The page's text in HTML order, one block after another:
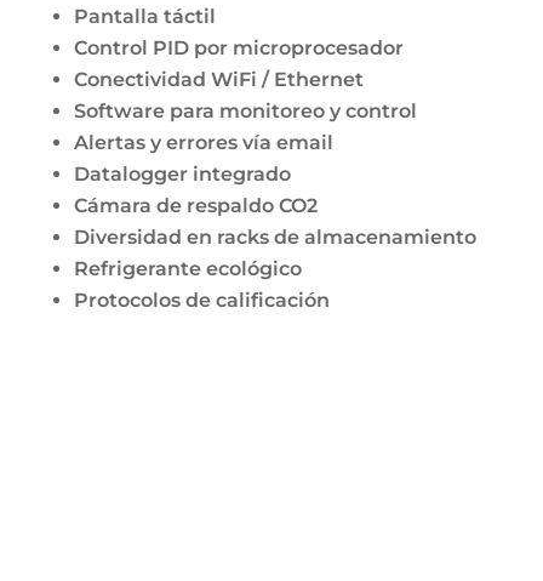
Pantalla táctil
Control PID por microprocesador
Conectividad WiFi / Ethernet
Software para monitoreo y control
Alertas y errores vía email
Datalogger integrado
Cámara de respaldo CO2
Diversidad en racks de almacenamiento
Refrigerante ecológico
Protocolos de calificación